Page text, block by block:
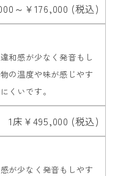
～￥176,000 (税込)
和感が少なく発音もし
の温度や味が感じやす
くいです。
1床￥495,000 (税込)
が少なく発音もしやす